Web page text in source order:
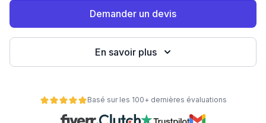
Demander un devis
En savoir plus
Basé sur les 100+ dernières évaluations